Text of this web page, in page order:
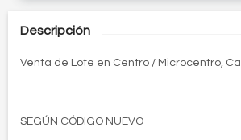
Descripción
Venta de Lote en Centro / Microcentro,
SEGÚN CÓDIGO NUEVO